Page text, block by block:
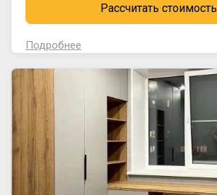
Рассчитать стоимость
Подробнее